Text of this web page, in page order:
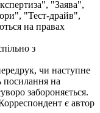
"Заява",
"Тест-драйв",
на правах
з
чи наступне
посилання на
забороняється.
є автор